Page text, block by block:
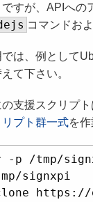
すが、APIへの
コマンドお
では、例として
て下さい。
支援スクリプ
リプト群一式を
-p /tmp/
signxpi